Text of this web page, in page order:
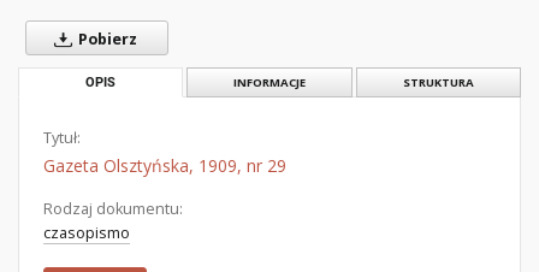
Pobierz
OPIS INFORMACJE STRUKTURA
Tytuł:
Gazeta Olsztyńska, 1909, nr 29
Rodzaj dokumentu:
czasopismo